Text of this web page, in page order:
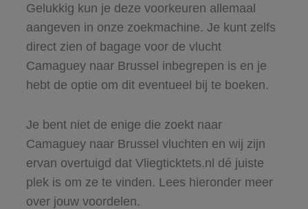
Gelukkig kun je deze voorkeuren allemaal
aangeven in onze zoekmachine. Je kunt zelfs
direct zien of bagage voor de vlucht
Camaguey naar Brussel inbegrepen is en je
hebt de optie om dit eventueel bij te boeken.
Je bent niet de enige die zoekt naar
Camaguey naar Brussel vluchten en wij zijn
ervan overtuigd dat Vliegticktets.nl dé juiste
plek is om ze te vinden. Lees hieronder meer
over jouw voordelen.